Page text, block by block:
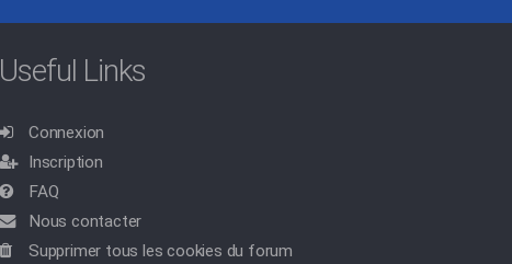
Useful Links
Connexion
Inscription
FAQ
Nous contacter
Supprimer tous les cookies du forum